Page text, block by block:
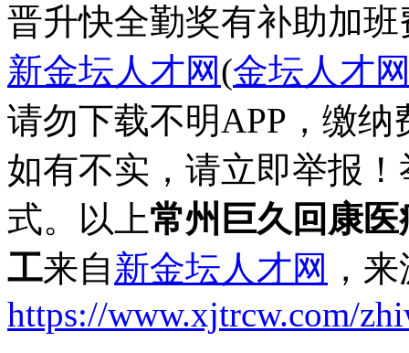
晋升快全勤奖有补助加班
新金坛人才网(金坛人才
请勿下载不明APP，缴
如有不实，请立即举报
式。以上常州巨久回康
工来自新金坛人才网 ，
https://www.xjtrcw.com/